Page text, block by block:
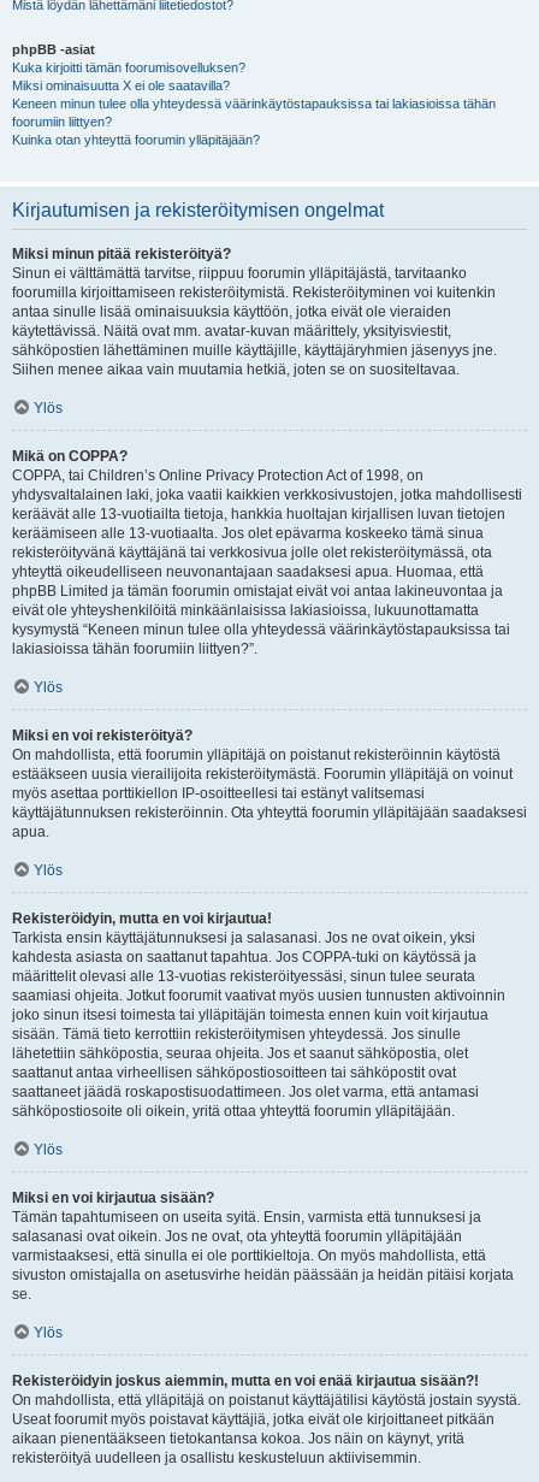
Mistä löydän lähettämäni liitetiedostot?
phpBB -asiat
Kuka kirjoitti tämän foorumisovelluksen?
Miksi ominaisuutta X ei ole saatavilla?
Keneen minun tulee olla yhteydessä väärinkäytöstapauksissa tai lakiasioissa tähän
foorumiin liittyen?
Kuinka otan yhteyttä foorumin ylläpitäjään?
Kirjautumisen ja rekisteröitymisen ongelmat
Miksi minun pitää rekisteröityä?
Sinun ei välttämättä tarvitse, riippuu foorumin ylläpitäjästä, tarvitaanko
foorumilla kirjoittamiseen rekisteröitymistä. Rekisteröityminen voi kuitenkin
antaa sinulle lisää ominaisuuksia käyttöön, jotka eivät ole vieraiden
käytettävissä. Näitä ovat mm. avatar-kuvan määrittely, yksityisviestit,
sähköpostien lähettäminen muille käyttäjille, käyttäjäryhmien jäsenyys jne.
Siihen menee aikaa vain muutamia hetkiä, joten se on suositeltavaa.
Ylös
Mikä on COPPA?
COPPA, tai Children’s Online Privacy Protection Act of 1998, on
yhdysvaltalainen laki, joka vaatii kaikkien verkkosivustojen, jotka mahdollisesti
keräävät alle 13-vuotiailta tietoja, hankkia huoltajan kirjallisen luvan tietojen
keräämiseen alle 13-vuotiaalta. Jos olet epävarma koskeeko tämä sinua
rekisteröityvänä käyttäjänä tai verkkosivua jolle olet rekisteröitymässä, ota
yhteyttä oikeudelliseen neuvonantajaan saadaksesi apua. Huomaa, että
phpBB Limited ja tämän foorumin omistajat eivät voi antaa lakineuvontaa ja
eivät ole yhteyshenkilöitä minkäänlaisissa lakiasioissa, lukuunottamatta
kysymystä “Keneen minun tulee olla yhteydessä väärinkäytöstapauksissa tai
lakiasioissa tähän foorumiin liittyen?”.
Ylös
Miksi en voi rekisteröityä?
On mahdollista, että foorumin ylläpitäjä on poistanut rekisteröinnin käytöstä
estääkseen uusia vierailijoita rekisteröitymästä. Foorumin ylläpitäjä on voinut
myös asettaa porttikiellon IP-osoitteellesi tai estänyt valitsemasi
käyttäjätunnuksen rekisteröinnin. Ota yhteyttä foorumin ylläpitäjään saadaksesi
apua.
Ylös
Rekisteröidyin, mutta en voi kirjautua!
Tarkista ensin käyttäjätunnuksesi ja salasanasi. Jos ne ovat oikein, yksi
kahdesta asiasta on saattanut tapahtua. Jos COPPA-tuki on käytössä ja
määrittelit olevasi alle 13-vuotias rekisteröityessäsi, sinun tulee seurata
saamiasi ohjeita. Jotkut foorumit vaativat myös uusien tunnusten aktivoinnin
joko sinun itsesi toimesta tai ylläpitäjän toimesta ennen kuin voit kirjautua
sisään. Tämä tieto kerrottiin rekisteröitymisen yhteydessä. Jos sinulle
lähetettiin sähköpostia, seuraa ohjeita. Jos et saanut sähköpostia, olet
saattanut antaa virheellisen sähköpostiosoitteen tai sähköpostit ovat
saattaneet jäädä roskapostisuodattimeen. Jos olet varma, että antamasi
sähköpostiosoite oli oikein, yritä ottaa yhteyttä foorumin ylläpitäjään.
Ylös
Miksi en voi kirjautua sisään?
Tämän tapahtumiseen on useita syitä. Ensin, varmista että tunnuksesi ja
salasanasi ovat oikein. Jos ne ovat, ota yhteyttä foorumin ylläpitäjään
varmistaaksesi, että sinulla ei ole porttikieltoja. On myös mahdollista, että
sivuston omistajalla on asetusvirhe heidän päässään ja heidän pitäisi korjata
se.
Ylös
Rekisteröidyin joskus aiemmin, mutta en voi enää kirjautua sisään?!
On mahdollista, että ylläpitäjä on poistanut käyttäjätilisi käytöstä jostain syystä.
Useat foorumit myös poistavat käyttäjiä, jotka eivät ole kirjoittaneet pitkään
aikaan pienentääkseen tietokantansa kokoa. Jos näin on käynyt, yritä
rekisteröityä uudelleen ja osallistu keskusteluun aktiivisemmin.